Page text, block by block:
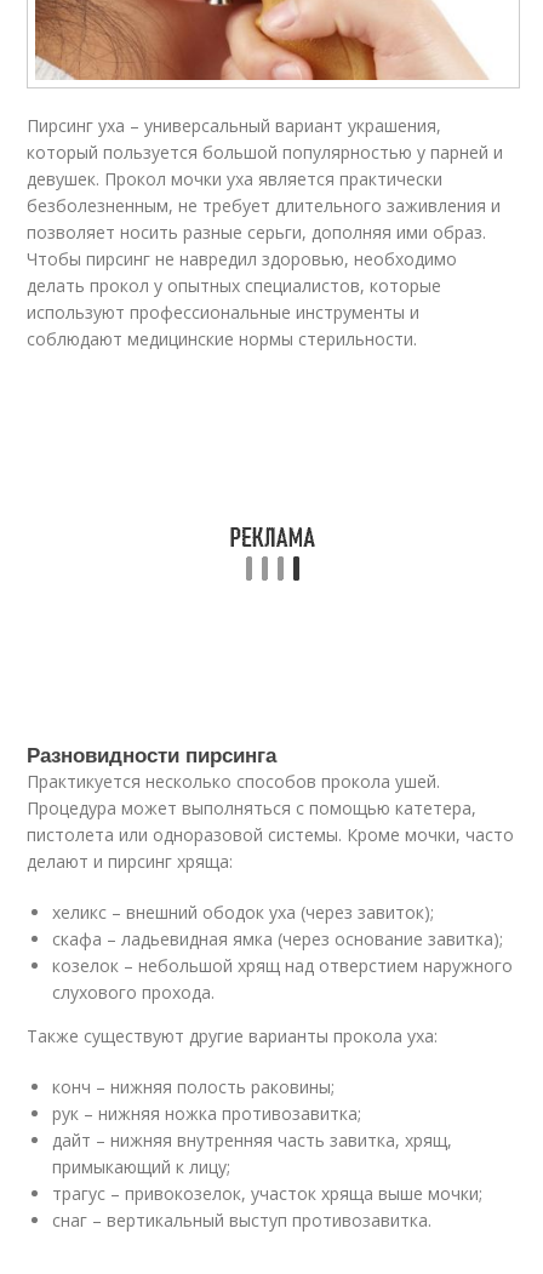
Пирсинг уха – универсальный вариант украшения,
который пользуется большой популярностью у парней и
девушек. Прокол мочки уха является практически
безболезненным, не требует длительного заживления и
позволяет носить разные серьги, дополняя ими образ.
Чтобы пирсинг не навредил здоровью, необходимо
делать прокол у опытных специалистов, которые
используют профессиональные инструменты и
соблюдают медицинские нормы стерильности.
Разновидности пирсинга
Практикуется несколько способов прокола ушей.
Процедура может выполняться с помощью катетера,
пистолета или одноразовой системы. Кроме мочки, часто
делают и пирсинг хряща:
хеликс – внешний ободок уха (через завиток);
скафа – ладьевидная ямка (через основание завитка);
козелок – небольшой хрящ над отверстием наружного
слухового прохода.
Также существуют другие варианты прокола уха:
конч – нижняя полость раковины;
рук – нижняя ножка противозавитка;
дайт – нижняя внутренняя часть завитка, хрящ,
примыкающий к лицу;
трагус – привокозелок, участок хряща выше мочки;
снаг – вертикальный выступ противозавитка.